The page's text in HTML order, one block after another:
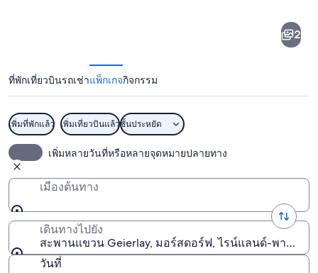
สะพานแขวน Geierlay
2
ที่พักเที่ยวบินรถเช่าแพ็กเกจกิจกรรม
เพิ่มที่พักแล้ว เพิ่มเที่ยวบินแล้วชั้นประหยัด
เพิ่มหลายวันที่หรือหลายจุดหมายปลายทาง
เมืองต้นทาง
เดินทางไปยัง
สะพานแขวน Geierlay, มอร์สดอร์ฟ, ไรน์แลนด์-พาลาทิเ
วันที่